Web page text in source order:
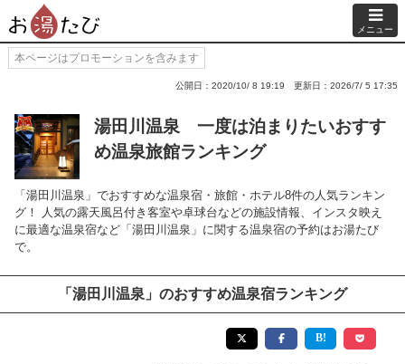
メニュー
本ページはプロモーションを含みます
公開日：2020/10/ 8 19:19 更新日：2026/7/ 5 17:35
湯田川温泉 一度は泊まりたいおすす
め温泉旅館ランキング
「湯田川温泉」でおすすめな温泉宿・旅館・ホテル8件の人気ランキン
グ！ 人気の露天風呂付き客室や卓球台などの施設情報、インスタ映え
に最適な温泉宿など「湯田川温泉」に関する温泉宿の予約はお湯たび
で。
「湯田川温泉」のおすすめ温泉宿ランキング